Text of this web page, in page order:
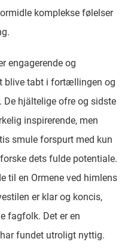
komplekse følelser
engagerende og
blive tabt i fortællingen og
De hjältelige ofre og sidste
inspirerende, men
smule forspurt med kun
dets fulde potentiale.
til en Ormene ved himlens
er klar og koncis,
fagfolk. Det er en
fundet utroligt nyttig.